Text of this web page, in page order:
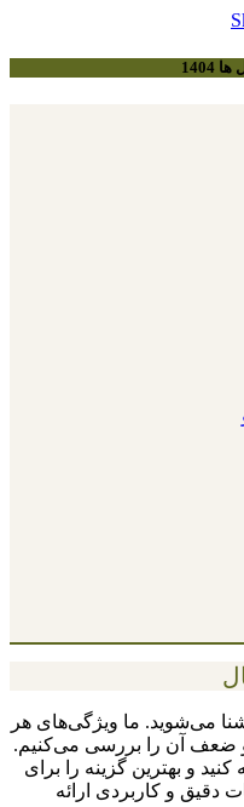
می‌شوید. ما ویژگی‌های هر
ضعف آن را بررسی می‌کنیم.
و بهترین گزینه را برای
دقیق و کاربردی ارائه